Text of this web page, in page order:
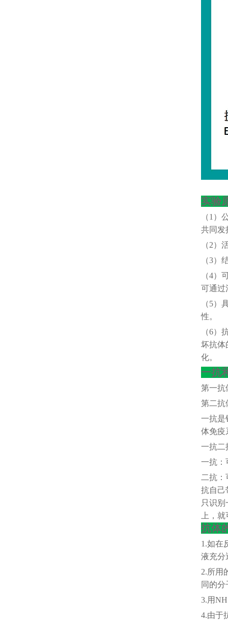
实验
（1）
共同发
（2）
（3）
（4）
可通过
（5）
性。
（6）
坏抗体
化。
一抗
第一抗
第二抗
一抗是
体免疫
一抗二
一抗：
二抗
抗自己
只识
上，
抗体
1.如在
液充分
2.所用
同的
3.用
4.由于